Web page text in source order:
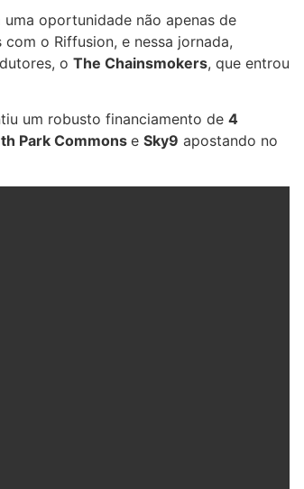
oportunidade não apenas de
o Riffusion, e nessa jornada,
o The Chainsmokers, que entrou
um robusto financiamento de 4
Park Commons e Sky9 apostando no